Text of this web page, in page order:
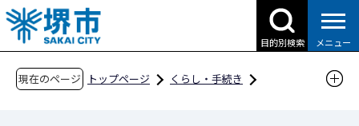
こ
の
ペ
目的別検索 メニュー
現在のページ トップページ
くらし・手続き